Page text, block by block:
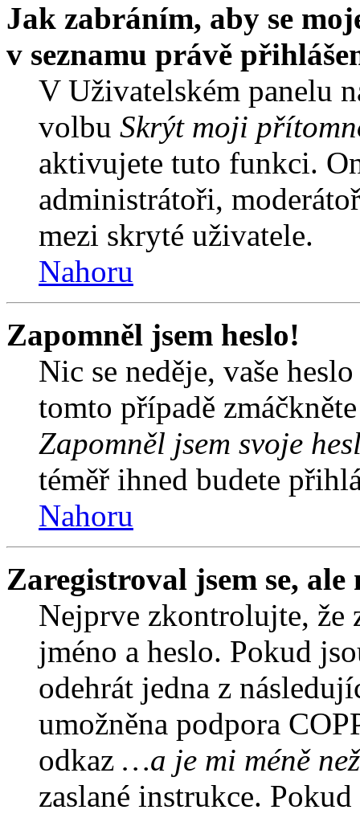
Jak zabráním, aby se
v seznamu právě
V Uživatelském panelu
volbu Skrýt moji
aktivujete tuto funkci.
administrátoři,
mezi skryté uživatele.
Nahoru
Zapomněl jsem heslo!
Nic se neděje, vaše
tomto případě
Zapomněl jsem svoje
téměř ihned budete
Nahoru
Zaregistroval jsem se,
Nejprve zkontrolujte, že
jméno a heslo. Pokud
odehrát jedna z
umožněna podpora
odkaz …a je mi méně
zaslané instrukce.